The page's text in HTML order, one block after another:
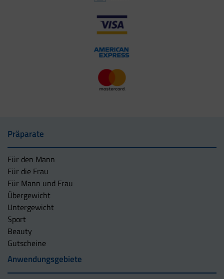
Präparate
Für den Mann
Für die Frau
Für Mann und Frau
Übergewicht
Untergewicht
Sport
Beauty
Gutscheine
Anwendungsgebiete